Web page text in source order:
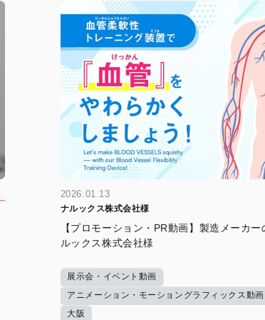
2026.01.13
ナルックス株式会社様
【プロモーション・PR動画】製造メーカ
ルックス株式会社様
展示会・イベント動画
アニメーション・モーショングラフィックス動画
大阪